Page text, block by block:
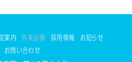
案内 外来診療 採用情報
お知らせ
お問い合わせ